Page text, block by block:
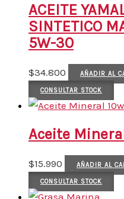
ACEITE
SINTETICO
5W-30
$34.800 AÑADIR AL
CONSULTAR STOCK
Aceite
$15.990 AÑADIR AL
CONSULTAR STOCK